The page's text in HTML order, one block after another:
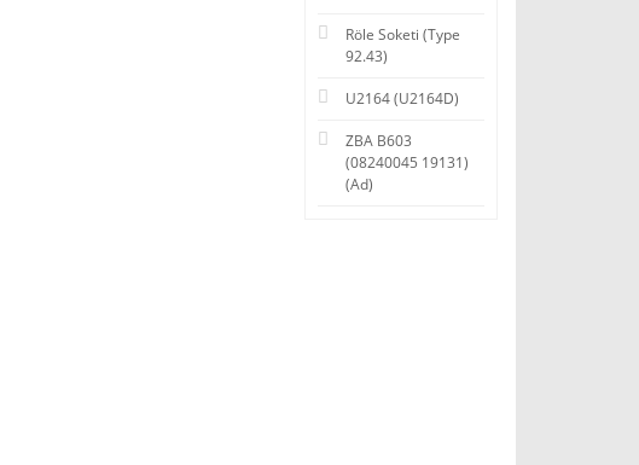
Röle Soketi (Type
92.43)
U2164 (U2164D)
ZBA B603
(08240045 19131)
(Ad)